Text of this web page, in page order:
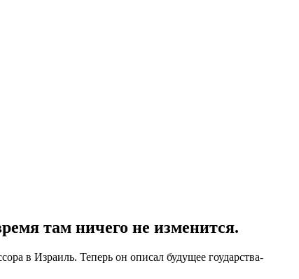
там ничего не изменится.
в Израиль. Теперь он описал будущее гоударства-